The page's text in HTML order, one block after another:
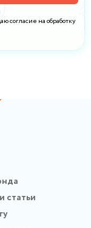
согласие на обработку
статьи